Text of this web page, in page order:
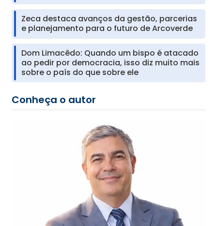
Zeca destaca avanços da gestão, parcerias
e planejamento para o futuro de Arcoverde
Dom Limacêdo: Quando um bispo é atacado
ao pedir por democracia, isso diz muito mais
sobre o país do que sobre ele
Conheça o autor